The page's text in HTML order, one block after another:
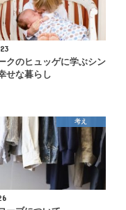
クのヒュッゲに学ぶシン
せな暮らし
考え